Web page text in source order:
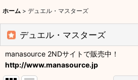
ホーム > デュエル・マスターズ
デュエル・マスターズ
manasource 2NDサイトで販売中！
http://www.manasource.jp